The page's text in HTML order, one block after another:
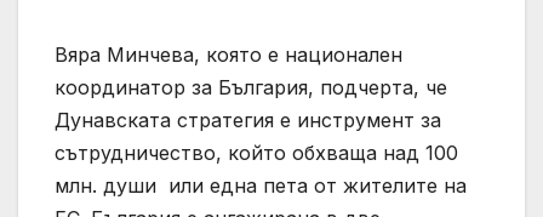
Вяра Минчева, която е национален
координатор за България, подчерта, че
Дунавската стратегия е инструмент за
сътрудничество, който обхваща над 100
млн. души или една пета от жителите на